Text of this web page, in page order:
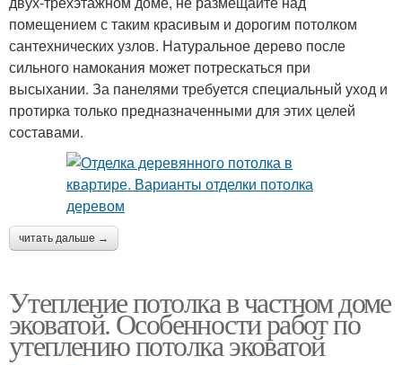
помещением с таким красивым и дорогим потолком
сантехнических узлов. Натуральное дерево после
сильного намокания может потрескаться при
высыхании. За панелями требуется специальный уход и
протирка только предназначенными для этих целей
составами.
читать дальше →
Утепление потолка в частном доме
эковатой. Особенности работ по
утеплению потолка эковатой